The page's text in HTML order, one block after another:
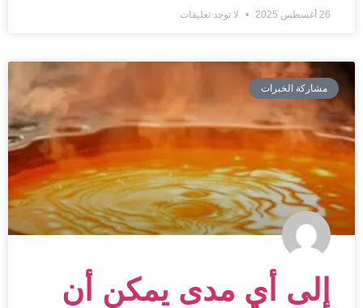
26 أغسطس 2025 لا توجد تعليقات
مشاركة الخبرات
إلى أي مدى يمكن أن